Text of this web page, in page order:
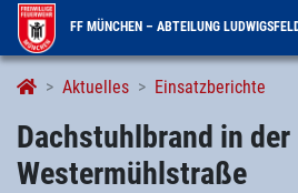
FF MÜNCHEN – ABTEILUNG
Aktuelles Einsatzberichte
Dachstuhlbrand in der
Westermühlstraße